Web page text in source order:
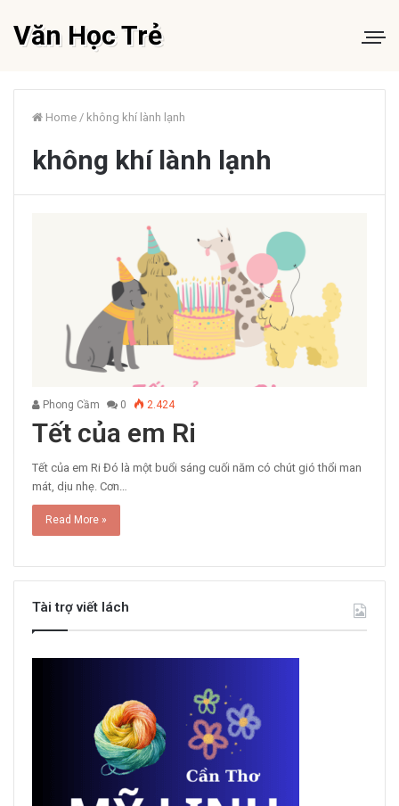
Văn Học Trẻ
Home / không khí lành lạnh
không khí lành lạnh
Phong Cầm 0 2.424
Tết của em Ri
Tết của em Ri Đó là một buổi sáng cuối năm có chút gió thổi man
mát, dịu nhẹ. Cơn…
Read More »
Tài trợ viết lách